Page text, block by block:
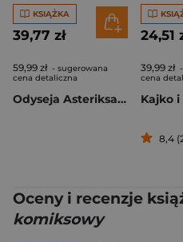
KSIĄŻKA
39,77 zł
59,99 zł - sugerowana
cena detaliczna
Odyseja Asteriksa. Asteriks. Tom 26
24,51
39,99 zł
cena
8,4
Oceny i recenzje
komiksowy